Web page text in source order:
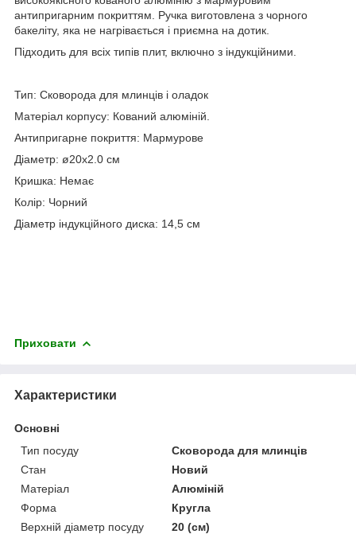
антипригарним покриттям. Ручка виготовлена з чорного
бакеліту, яка не нагрівається і приємна на дотик.
Підходить для всіх типів плит, включно з індукційними.
Тип: Сковорода для млинців і оладок
Матеріал корпусу: Кований алюміній.
Антипригарне покриття: Мармурове
Діаметр: ø20x2.0 см
Кришка: Немає
Колір: Чорний
Діаметр індукційного диска: 14,5 см
Приховати
Характеристики
Основні
Тип посуду
Сковорода для млинців
Стан
Новий
Матеріал
Алюміній
Форма
Кругла
Верхній діаметр посуду
20 (см)